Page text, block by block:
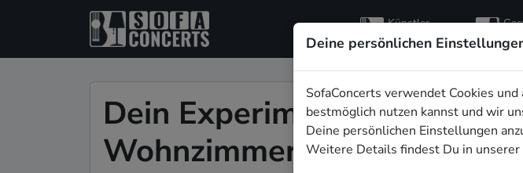
Künstler
entdecken
Dein Experimentelle
Wohnzimmerkonzert in
Deine persönlichen
SofaConcerts verwendet Cookies
bestmöglich nutzen kannst und wir
Deine persönlichen Einstellungen
Weitere Details findest Du in unserer